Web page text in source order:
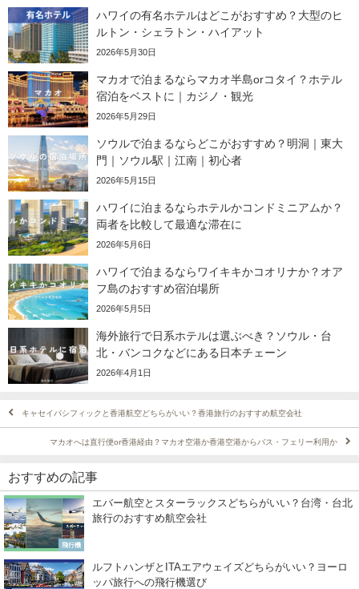
ハワイの有名ホテルはどこがおすすめ？大型のヒ
ルトン・シェラトン・ハイアット
2026年5月30日
マカオで泊まるならマカオ半島orコタイ？ホテル
宿泊をベストに｜カジノ・観光
2026年5月29日
ソウルで泊まるならどこがおすすめ？明洞｜東大
門｜ソウル駅｜江南｜初心者
2026年5月15日
ハワイに泊まるならホテルかコンドミニアムか？
両者を比較して最適な滞在に
2026年5月6日
ハワイで泊まるならワイキキかコオリナか？オア
フ島のおすすめ宿泊場所
2026年5月5日
海外旅行で日系ホテルは選ぶべき？ソウル・台
北・バンコクなどにある日本チェーン
2026年4月1日
キャセイパシフィックと香港航空どちらがいい？香港旅行のおすすめ航空会社
マカオへは直行便or香港経由？マカオ空港か香港空港からバス・フェリー利用か
おすすめの記事
飛行機
エバー航空とスターラックスどちらがいい？台湾・台北
旅行のおすすめ航空会社
ルフトハンザとITAエアウェイズどちらがいい？ヨーロ
ッパ旅行への飛行機選び